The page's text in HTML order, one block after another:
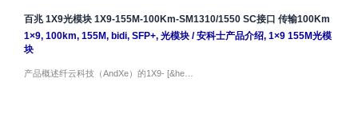
百兆 1X9光模块 1X9-155M-100Km-SM1310/1550 SC接口 传输100Km
1×9, 100km, 155M, bidi, SFP+, 光模块/安科士产品介绍, 1×9 155M光模
块
产品概述纤云科技（AndXe）的1X9- [&he…